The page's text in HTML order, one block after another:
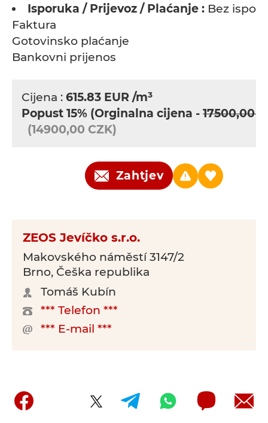
Isporuka / Prijevoz / Plaćanje : Bez
Faktura
Gotovinsko plaćanje
Bankovni prijenos
Cijena : 615.83 EUR /m³
Popust 15% (Orginalna cijena - 17500,00
(14900,00 CZK)
Zahtjev
ZEOS Jevíčko s.r.o.
Makovského náměstí 3147/2
Brno, Češka republika
Tomáš Kubín
*** Telefon ***
*** E-mail ***